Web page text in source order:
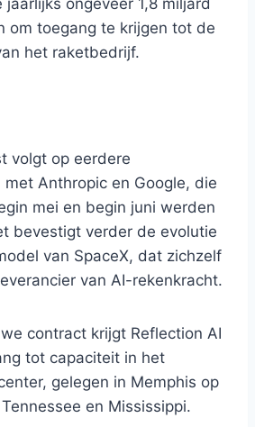
jaarlijks ongeveer 1,8 miljard
om toegang te krijgen tot de
het raketbedrijf.
volgt op eerdere
Anthropic en Google, die
mei en begin juni werden
bevestigt verder de evolutie
van SpaceX, dat zichzelf
van AI-rekenkracht.
contract krijgt Reflection AI
tot capaciteit in het
gelegen in Memphis op
en Mississippi.